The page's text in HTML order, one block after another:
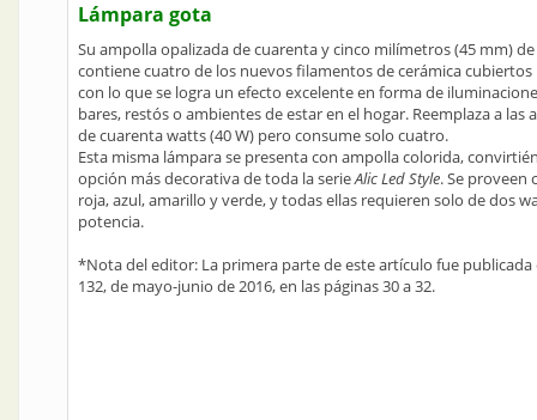
Lámpara gota
Su ampolla opalizada de cuarenta y cinco milímetros (45 mm)
contiene cuatro de los nuevos filamentos de cerámica cubiertos
con lo que se logra un efecto excelente en forma de
bares, restós o ambientes de estar en el hogar. Reemplaza a las
de cuarenta watts (40 W) pero consume solo cuatro.
Esta misma lámpara se presenta con ampolla colorida,
opción más decorativa de toda la serieAlic Led Style. Se proveen
roja, azul, amarillo y verde, y todas ellas requieren solo de dos
potencia.
*Nota del editor: La primera parte de este artículo fue
132, de mayo-junio de 2016, en las páginas 30 a 32.